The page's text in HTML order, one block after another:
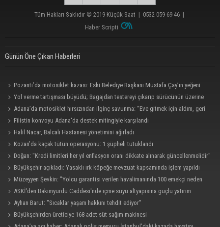
Tüm Hakları Saklıdır © 2019 Küçük Saat | 0532 059 69 46 |
Haber Scripti
Günün Öne Çıkan Haberleri
Pozantı’da motosiklet kazası: Eski Belediye Başkanı Mustafa Çay’ın yeğeni
hayatını kaybetti
Yol verme tartışması büyüdü; Bagajdan testereyi çıkarıp sürücünün üzerine
yürüdü
Adana’da motosiklet hırsızından ilginç savunma: “Eve gitmek için aldım, geri
verecektim”
Filistin konvoyu Adana'da destek mitingiyle karşılandı
Halil Nacar, Balcalı Hastanesi yönetimini ağırladı
Kozan’da kaçak tütün operasyonu: 1 şüpheli tutuklandı
Doğan: "Kredi limitleri her yıl enflasyon oranı dikkate alınarak güncellenmelidir"
Büyükşehir açıkladı: Yasaklı ırk köpeğe mevzuat kapsamında işlem yapıldı
Müzeyyen Şevkin: "Yolcu garantisi verilen havalimanında 100 emekçi neden
işten çıkarılıyor?"
ASKİ'den Bakımyurdu Caddesi'nde içme suyu altyapısına güçlü yatırım
Ayhan Barut: "Sıcaklar yaşam hakkını tehdit ediyor"
Büyükşehirden üreticiye 168 adet süt sağım makinesi